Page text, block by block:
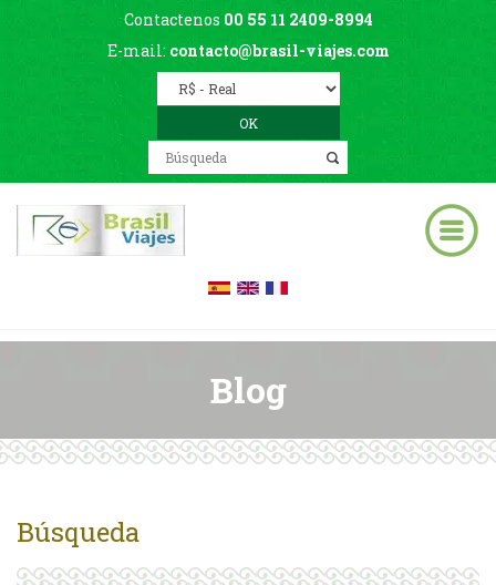
Contactenos 00 55 11 2409-8994
E-mail: contacto@brasil-viajes.com
Blog
Búsqueda